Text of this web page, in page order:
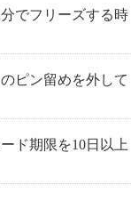
でフリーズする時
ピン留めを外して
ド期限を10日以上